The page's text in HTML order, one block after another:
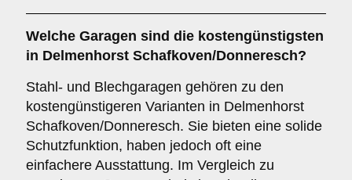
Welche Garagen sind die kostengünstigsten
in Delmenhorst Schafkoven/Donneresch?
Stahl- und Blechgaragen gehören zu den
kostengünstigeren Varianten in Delmenhorst
Schafkoven/Donneresch. Sie bieten eine solide
Schutzfunktion, haben jedoch oft eine
einfachere Ausstattung. Im Vergleich zu